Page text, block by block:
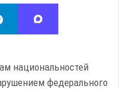
национальностей
федерального